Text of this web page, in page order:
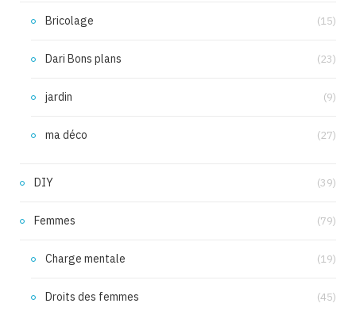
Bricolage (15)
Dari Bons plans (23)
jardin (9)
ma déco (27)
DIY (39)
Femmes (79)
Charge mentale (19)
Droits des femmes (45)